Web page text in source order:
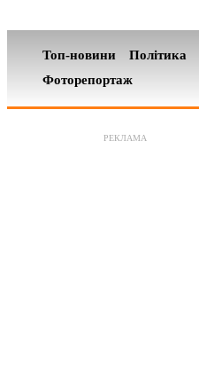
Топ-новини Політика
Фоторепортаж
РЕКЛАМА